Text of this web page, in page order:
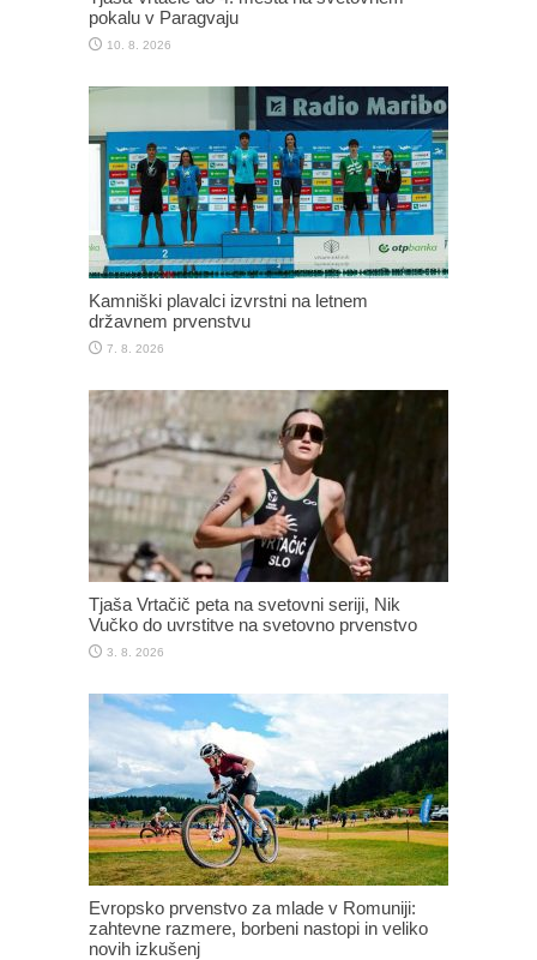
pokalu v Paragvaju
10. 8. 2026
Kamniški plavalci izvrstni na letnem
državnem prvenstvu
7. 8. 2026
Tjaša Vrtačič peta na svetovni seriji, Nik
Vučko do uvrstitve na svetovno prvenstvo
3. 8. 2026
Evropsko prvenstvo za mlade v Romuniji:
zahtevne razmere, borbeni nastopi in veliko
novih izkušenj